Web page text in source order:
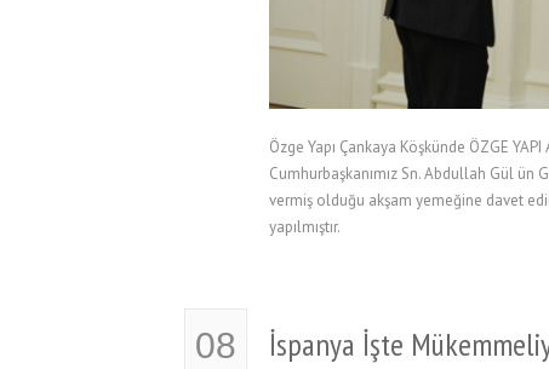
Özge Yapı Çankaya Köşkünde ÖZGE
Cumhurbaşkanımız Sn. Abdullah Gül ün
vermiş olduğu akşam yemeğine davet
yapılmıştır.
08 İspanya İşte